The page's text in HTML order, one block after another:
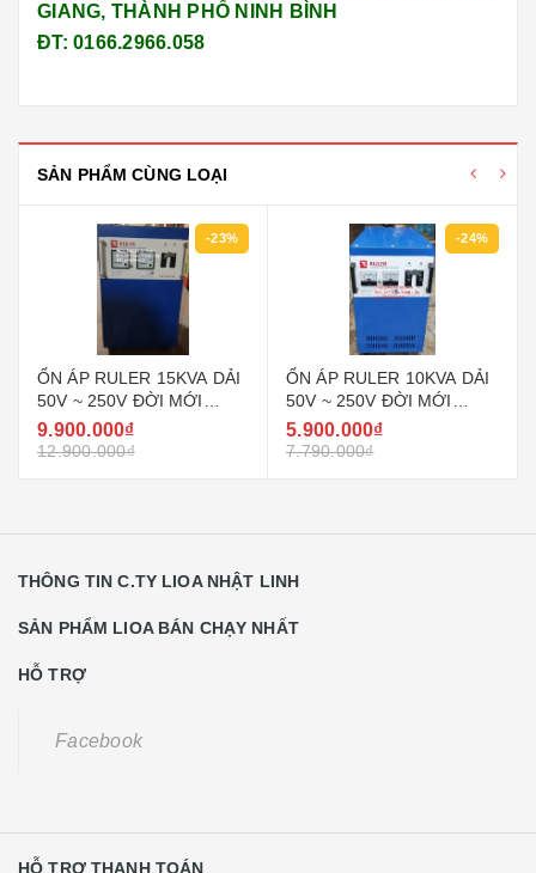
GIANG, THÀNH PHỐ NINH BÌNH
ĐT: 0166.2966.058
SẢN PHẨM CÙNG LOẠI
-23%
ỔN ÁP RULER 15KVA DẢI
50V ~ 250V ĐỜI MỚI
NHẤT HIỆN NAY
9.900.000₫
12.900.000₫
-24%
ỔN ÁP RULER 10KVA DẢI
50V ~ 250V ĐỜI MỚI
NHẤT HIỆN NAY
5.900.000₫
7.790.000₫
THÔNG TIN C.TY LIOA NHẬT LINH
SẢN PHẨM LIOA BÁN CHẠY NHẤT
HỖ TRỢ
Facebook
HỖ TRỢ THANH TOÁN